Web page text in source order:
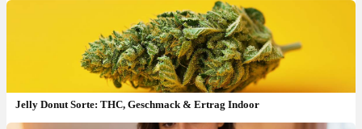
Jelly Donut Sorte: THC, Geschmack & Ertrag Indoor